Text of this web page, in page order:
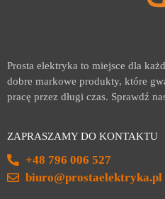
Prosta elektryka to miejsce dla
dobre markowe produkty, które
pracę przez długi czas. Sprawdź
ZAPRASZAMY DO KONTAKTU
+48 796 006 527
biuro@prostaelektryka.pl